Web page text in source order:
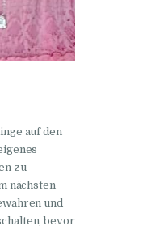
auf den
zu
nächsten
und
bevor